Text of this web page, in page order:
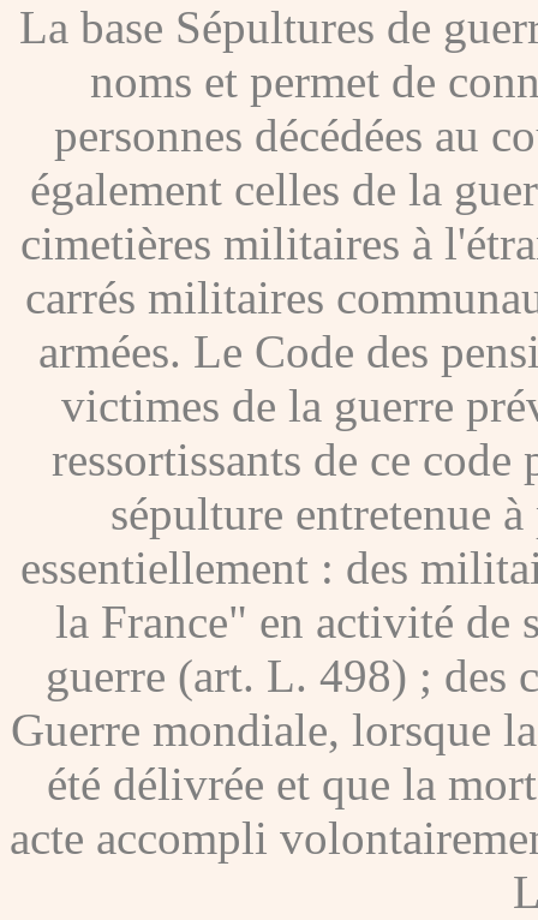
La base Sépultures de
noms et permet de
personnes décédées au
également celles de la
cimetières militaires à
carrés militaires
armées. Le Code des
victimes de la guerre
ressortissants de ce code
sépulture entretenue
essentiellement : des
la France" en activité de
guerre (art. L. 498) ; des
Guerre mondiale, lorsque
été délivrée et que la
acte accompli